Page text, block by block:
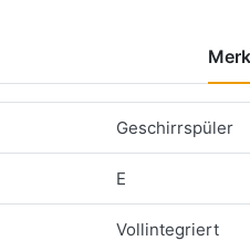
Geschirrspüler
E
Vollintegriert